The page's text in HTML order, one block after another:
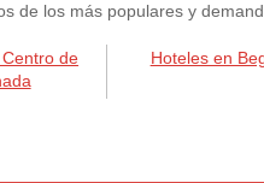
de los más populares y
de
Hoteles en